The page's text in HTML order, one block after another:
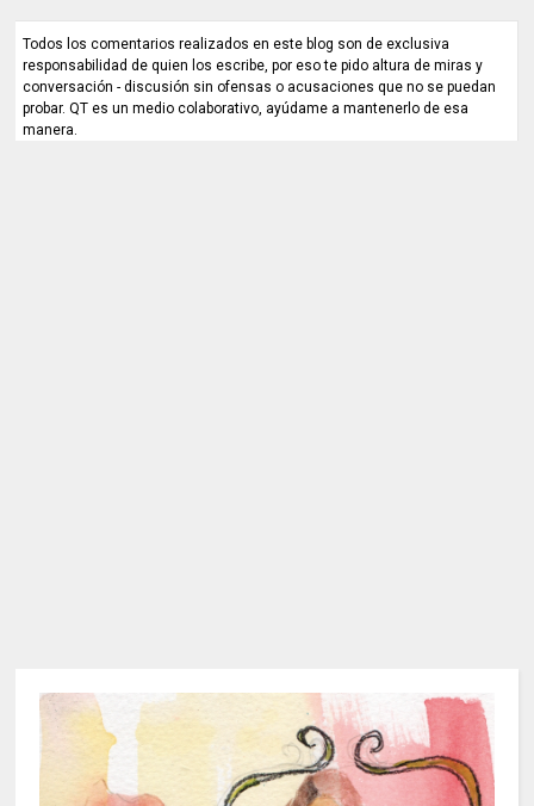
Todos los comentarios realizados en este blog son de exclusiva
responsabilidad de quien los escribe, por eso te pido altura de miras y
conversación - discusión sin ofensas o acusaciones que no se puedan
probar. QT es un medio colaborativo, ayúdame a mantenerlo de esa
manera.